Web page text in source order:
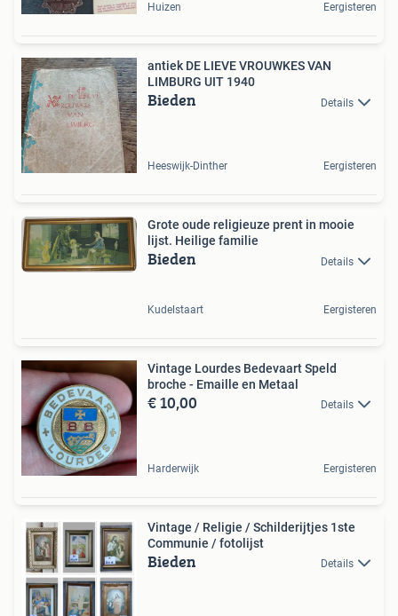
Huizen Eergisteren
antiek DE LIEVE VROUWKES VAN
LIMBURG UIT 1940
Bieden Details
Heeswijk-Dinther Eergisteren
Grote oude religieuze prent in mooie
lijst. Heilige familie
Bieden Details
Kudelstaart Eergisteren
Vintage Lourdes Bedevaart Speld
broche - Emaille en Metaal
€ 10,00 Details
Harderwijk Eergisteren
Vintage / Religie / Schilderijtjes 1ste
Communie / fotolijst
Bieden Details